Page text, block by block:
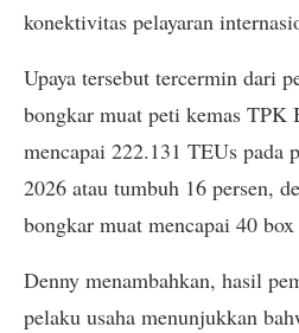
konektivitas pelayaran
Upaya tersebut tercermin dari
bongkar muat peti kemas TPK
mencapai 222.131 TEUs pada
2026 atau tumbuh 16 persen,
bongkar muat mencapai 40
Denny menambahkan, hasil
pelaku usaha menunjukkan